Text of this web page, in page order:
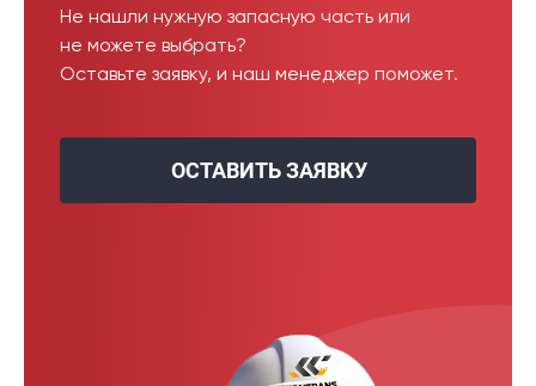
Не нашли нужную запасную часть или
не можете выбрать?
Оставьте заявку, и наш менеджер поможет.
ОСТАВИТЬ ЗАЯВКУ